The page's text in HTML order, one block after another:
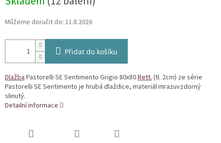
Můžeme doručit do: 11.8.2026
Přidat do košíku
DlažbaPastorelli SE Sentimento Grigio 80x80Rett.(tl. 2cm) ze série
Pastorelli SE Sentimento je hrubá dlaždice, materiál mrazuvzdorný
slinutý.
Detailní informace